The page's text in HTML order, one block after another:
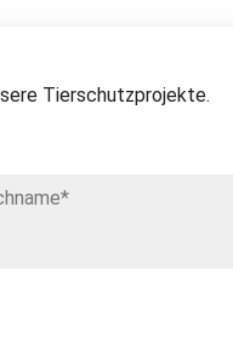
Tierschutzprojekte.